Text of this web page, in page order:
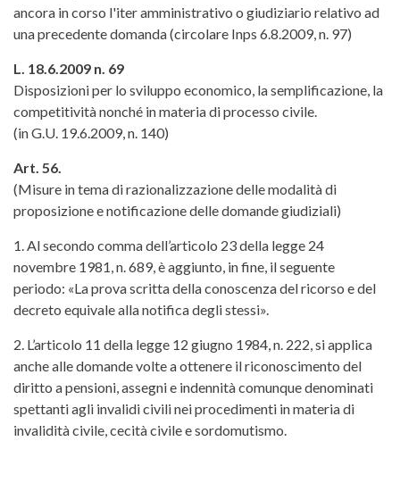
ancora in corso l'iter amministrativo o giudiziario relativo ad
una precedente domanda (circolare Inps 6.8.2009, n. 97)
L. 18.6.2009 n. 69
Disposizioni per lo sviluppo economico, la semplificazione, la
competitività nonché in materia di processo civile.
(in G.U. 19.6.2009, n. 140)
Art. 56.
(Misure in tema di razionalizzazione delle modalità di
proposizione e notificazione delle domande giudiziali)
1. Al secondo comma dell’articolo 23 della legge 24
novembre 1981, n. 689, è aggiunto, in fine, il seguente
periodo: «La prova scritta della conoscenza del ricorso e del
decreto equivale alla notifica degli stessi».
2. L’articolo 11 della legge 12 giugno 1984, n. 222, si applica
anche alle domande volte a ottenere il riconoscimento del
diritto a pensioni, assegni e indennità comunque denominati
spettanti agli invalidi civili nei procedimenti in materia di
invalidità civile, cecità civile e sordomutismo.